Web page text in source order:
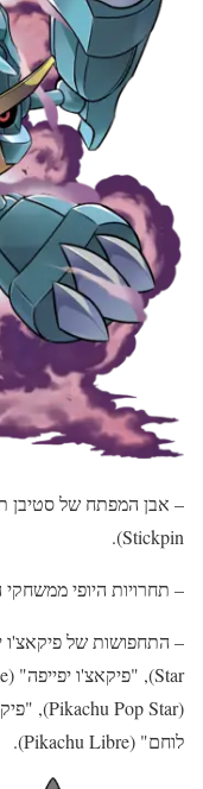
Stickpin).
– תחרויות היופי
לוחם" (Pikachu Libre).